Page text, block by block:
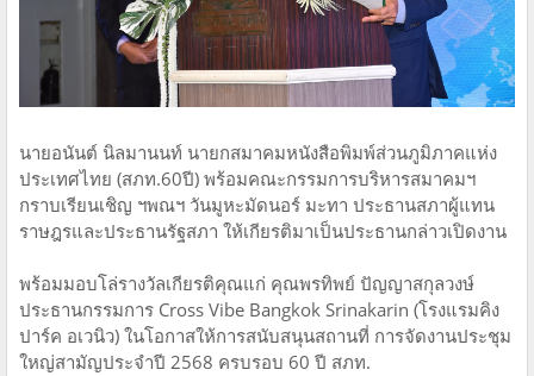
นายอนันต์​ นิลมานนท์​ นายกสมาคมหนังสือพิมพ์ส่วนภูมิภาคแห่ง
ประเทศไทย (สภท.60ปี)​​ พร้อมคณะกรรมการบริหารสมาคมฯ​
กราบเรียนเชิญ​ ฯพณฯ​ วันมูหะมัดนอร์​ มะทา​ ประธานสภาผู้แทน
ราษฎร​และประธานรัฐสภา​ ให้เกียรติมาเป็นประธานกล่าวเปิดงาน
พร้อมมอบ​โล่รางวัลเกียรติคุณ​แก่ คุณพรทิพย์ ปัญญาสกุลวงษ์
ประธานกรรมการ Cross Vibe Bangkok Srinakarin (โรงแรมคิง
ปาร์ค อเวนิว) ในโอกาสให้การสนับสนุนสถานที่ การจัดงานประชุม
ใหญ่สามัญประจำปี 2568 ครบรอบ 60 ปี สภท.